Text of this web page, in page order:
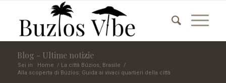
Blog - Ultime notizie
Sei in: Home / La città Búzios, Brasile /
Alla scoperta di Búzios: Guida ai vivaci quartieri della città